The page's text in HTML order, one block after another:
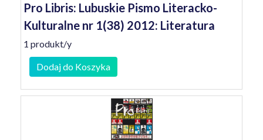
Pro Libris: Lubuskie Pismo Literacko-
Kulturalne nr 1(38) 2012: Literatura
1 produkt/y
Dodaj do Koszyka